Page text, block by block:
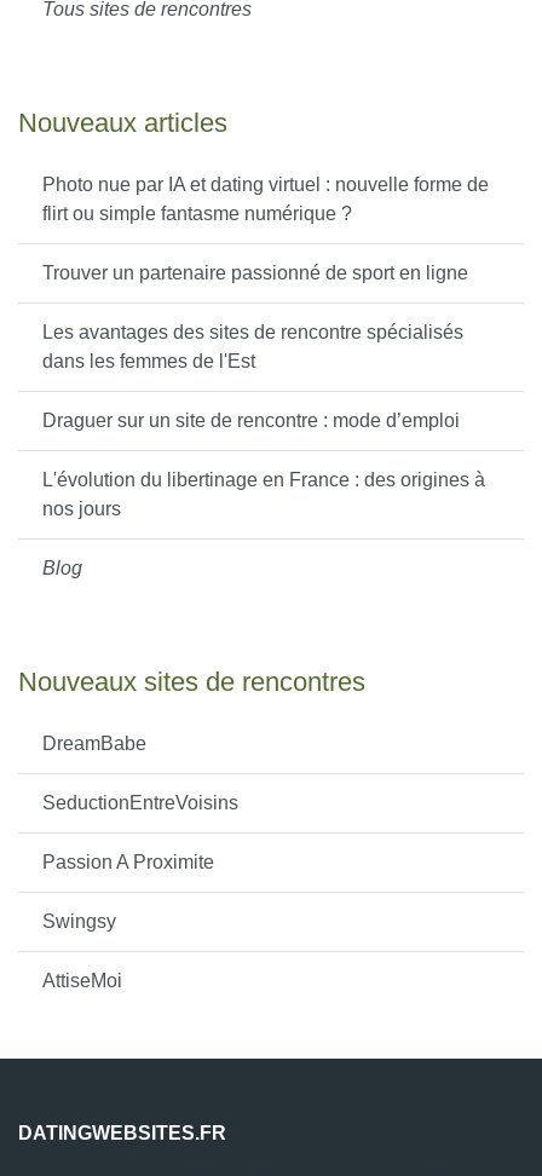
Tous sites de rencontres
Nouveaux articles
Photo nue par IA et dating virtuel : nouvelle forme de
flirt ou simple fantasme numérique ?
Trouver un partenaire passionné de sport en ligne
Les avantages des sites de rencontre spécialisés
dans les femmes de l'Est
Draguer sur un site de rencontre : mode d’emploi
L'évolution du libertinage en France : des origines à
nos jours
Blog
Nouveaux sites de rencontres
DreamBabe
SeductionEntreVoisins
Passion A Proximite
Swingsy
AttiseMoi
DATINGWEBSITES.FR